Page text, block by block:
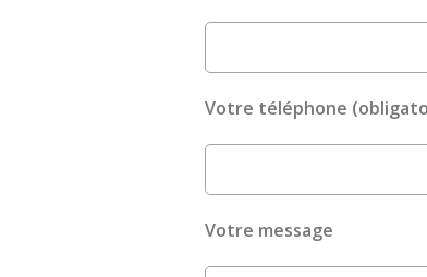
Votre téléphone
Votre message